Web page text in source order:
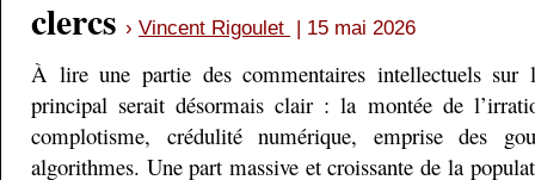
clercs › Vincent Rigoulet | 15 mai 2026
À lire une partie des commentaires intellectuels sur
principal serait désormais clair : la montée de
complotisme, crédulité numérique, emprise des
algorithmes. Une part massive et croissante de la